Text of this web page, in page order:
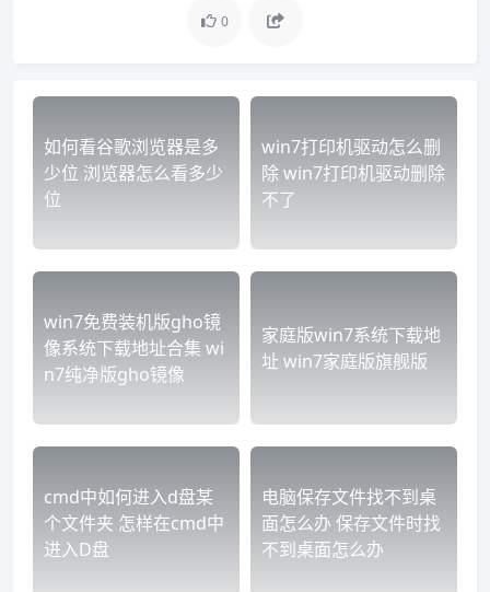
0
如何看谷歌浏览器是多
少位 浏览器怎么看多少
位
win7打印机驱动怎么删
除 win7打印机驱动删除
不了
win7免费装机版gho镜
像系统下载地址合集 wi
n7纯净版gho镜像
家庭版win7系统下载地
址 win7家庭版旗舰版
cmd中如何进入d盘某
个文件夹 怎样在cmd中
进入D盘
电脑保存文件找不到桌
面怎么办 保存文件时找
不到桌面怎么办